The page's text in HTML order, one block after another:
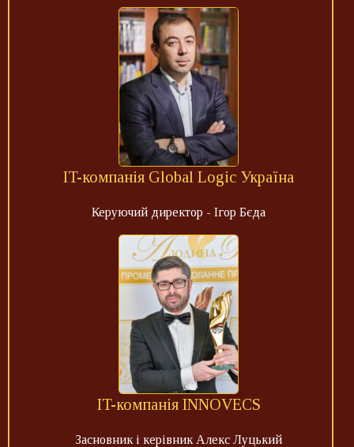
IT-компанія Global Logic Україна
Керуючий директор - Ігор Бєда
IT-компанія INNOVECS
Засновник і керівник Алекс Луцький